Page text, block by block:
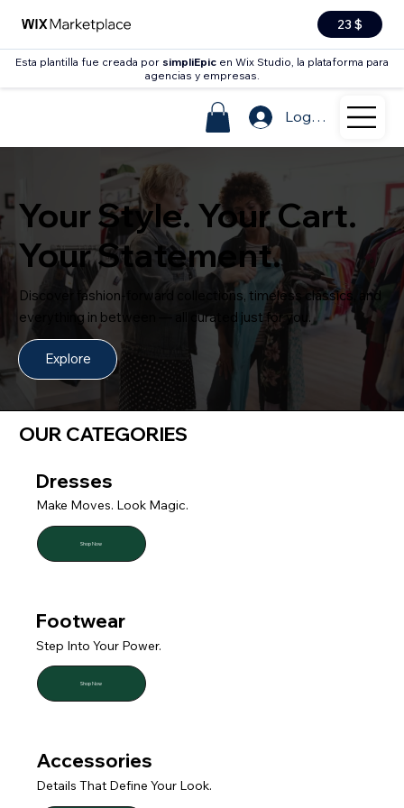
23 $
Esta plantilla fue creada por simpliEpic en Wix Studio, la plataforma para
agencias y empresas.